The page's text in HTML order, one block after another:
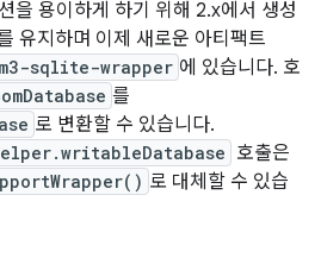
을 용이하게 하기 위해 2.x에서 생성
유지하며 이제 새로운 아티팩트
sqlite-wrapper 에 있습니다. 호
를
로 변환할 수 있습니다.
호출은
로 대체할 수 있습